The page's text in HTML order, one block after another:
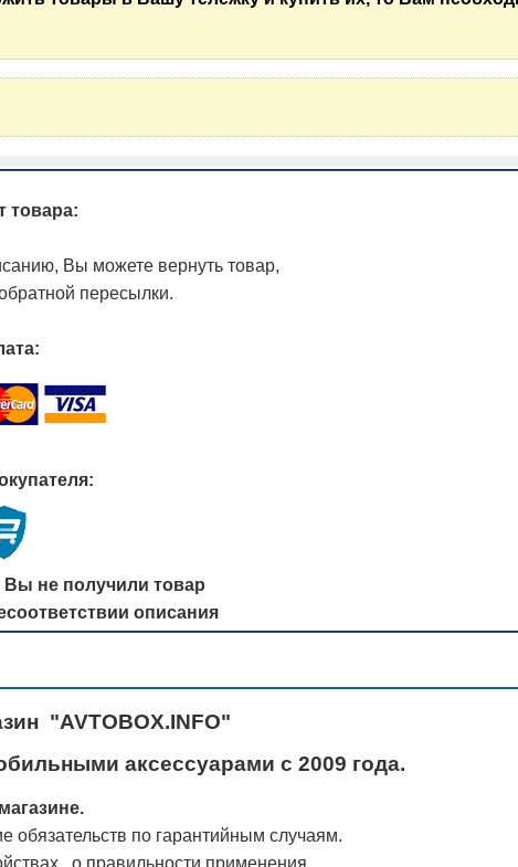
товара:
Вы можете вернуть товар,
пересылки.
не получили товар
описания
"AVTOBOX.INFO"
аксессуарами с 2009 года.
обязательств по гарантийным случаям.